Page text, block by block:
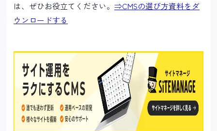
は、ぜひお役立てください。 ⇒CMSの選び方資料をダ
ウンロードする